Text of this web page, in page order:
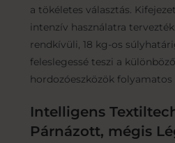
a tökéletes választás.
intenzív használatra
rendkívüli, 18 kg-os
feleslegessé teszi a
hordozóeszközök folyamatos
Intelligens
Párnázott, mégis